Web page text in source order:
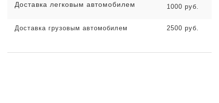
Доставка легковым автомобилем 1000 руб.
Доставка грузовым автомобилем 2500 руб.